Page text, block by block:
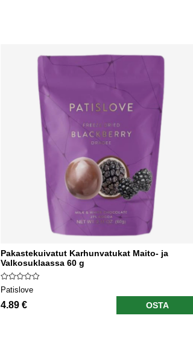
Pakastekuivatut Karhunvatukat Maito- ja
Valkosuklaassa 60 g
Patislove
4.89 € OSTA